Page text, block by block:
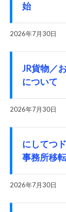
始
2026年7月30日
JR貨物／
について
2026年7月30日
にしてつ
事務所移
2026年7月30日